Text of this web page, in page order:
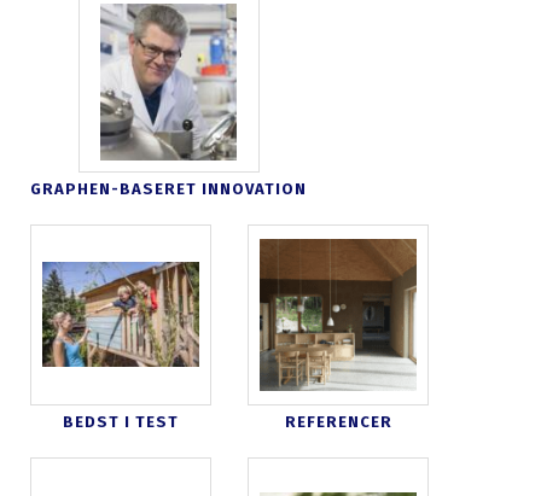
GRAPHEN-BASERET INNOVATION
BEDST I TEST REFERENCER